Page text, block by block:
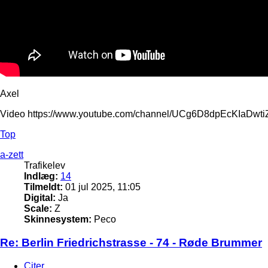
Axel
Video https://www.youtube.com/channel/
Top
a-zett
Trafikelev
Indlæg: 14
Tilmeldt: 01 jul 2025, 11:05
Digital: Ja
Scale: Z
Skinnesystem: Peco
Re: Berlin Friedrichstrasse - 74 - Røde Brummer
Citer